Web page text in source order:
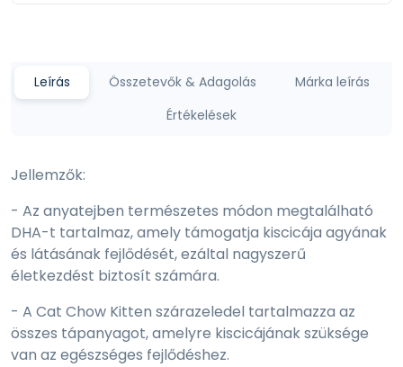
Leírás Összetevők & Adagolás
Márka leírás
Értékelések
Jellemzők:
- Az anyatejben természetes módon megtalálható
DHA-t tartalmaz, amely támogatja kiscicája agyának
és látásának fejlődését, ezáltal nagyszerű
életkezdést biztosít számára.
- A Cat Chow Kitten szárazeledel tartalmazza az
összes tápanyagot, amelyre kiscicájának szüksége
van az egészséges fejlődéshez.